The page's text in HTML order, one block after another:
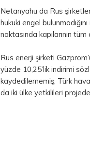
Netanyahu da Rus
hukuki engel
noktasında kapılarının
Rus enerji şirketi
yüzde 10,25’lik indirimi
kaydedilememiş, Türk hava
da iki ülke yetkilileri